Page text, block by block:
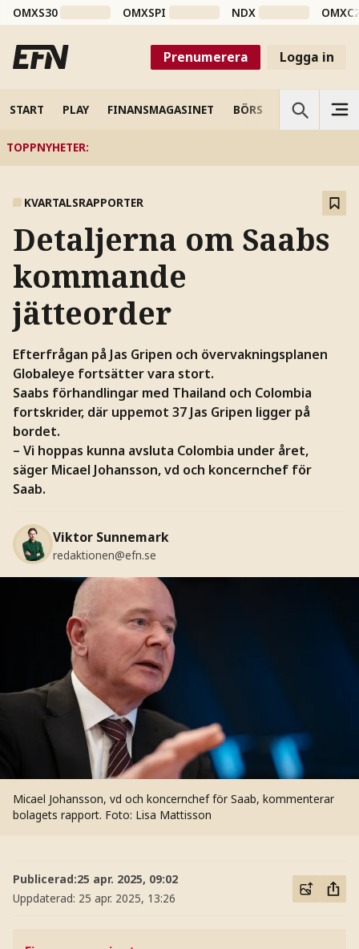
OMXS30 OMXSPI NDX
Prenumerera Logga in
START PLAY FINANSMAGASINET BÖRS VETENSKAP
TOPPNYHETER:
KVARTALSRAPPORTER
Detaljerna om Saabs
kommande
jätteorder
Efterfrågan på Jas Gripen och övervakningsplanen
Globaleye fortsätter vara stort.
Saabs förhandlingar med Thailand och Colombia
fortskrider, där uppemot 37 Jas Gripen ligger på
bordet.
– Vi hoppas kunna avsluta Colombia under året,
säger Micael Johansson, vd och koncernchef för
Saab.
Viktor Sunnemark
redaktionen@efn.se
Micael Johansson, vd och koncernchef för Saab, kommenterar
bolagets rapport. Foto: Lisa Mattisson
Publicerad:25 apr. 2025, 09:02
Uppdaterad: 25 apr. 2025, 13:26